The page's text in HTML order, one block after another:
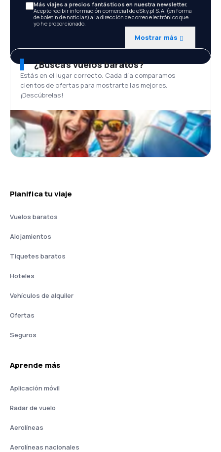
Más viajes a precios fantásticos en nuestra newsletter.
Acepto recibir información comercial de eSky.pl S.A. (en forma
de boletín de noticias) a la dirección de correo electrónico que
yo he proporcionado.
Mostrar más
¿Buscas vuelos baratos?
Estás en el lugar correcto. Cada día comparamos
cientos de ofertas para mostrarte las mejores.
¡Descúbrelas!
Planifica tu viaje
Vuelos baratos
Alojamientos
Tiquetes baratos
Hoteles
Vehículos de alquiler
Ofertas
Seguros
Aprende más
Aplicación móvil
Radar de vuelo
Aerolíneas
Aerolíneas nacionales